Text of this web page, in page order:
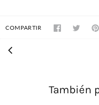
COMPARTIR
También